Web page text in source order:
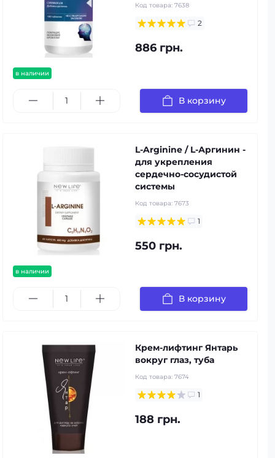
в наличии
Код товара: 7638
2
886 грн.
В корзину
в наличии
L-Arginine / L-Аргинин -
для укрепления
сердечно-сосудистой
системы
Код товара: 7673
1
550 грн.
В корзину
Крем-лифтинг Янтарь
вокруг глаз, туба
Код товара: 7674
1
188 грн.